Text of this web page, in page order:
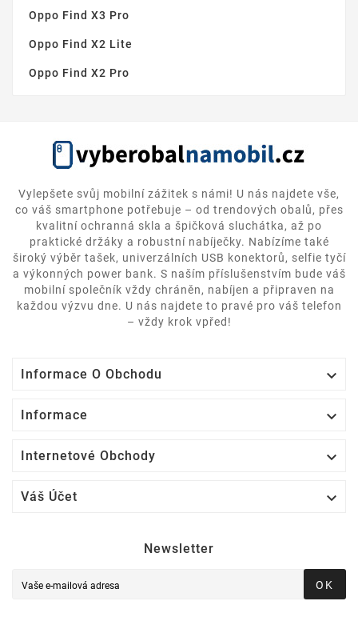
Oppo Find X3 Pro
Oppo Find X2 Lite
Oppo Find X2 Pro
Vylepšete svůj mobilní zážitek s námi! U nás najdete vše,
co váš smartphone potřebuje – od trendových obalů, přes
kvalitní ochranná skla a špičková sluchátka, až po
praktické držáky a robustní nabíječky. Nabízíme také
široký výběr tašek, univerzálních USB konektorů, selfie tyčí
a výkonných power bank. S naším příslušenstvím bude váš
mobilní společník vždy chráněn, nabíjen a připraven na
každou výzvu dne. U nás najdete to pravé pro váš telefon
– vždy krok vpřed!
Informace O Obchodu 
Informace 
Internetové Obchody 
Váš Účet 
Newsletter
OK